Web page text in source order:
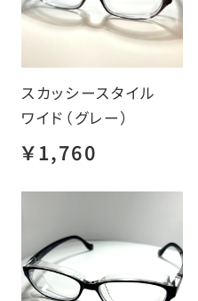
スカッシースタイル
ワイド（グレー）
￥1,760